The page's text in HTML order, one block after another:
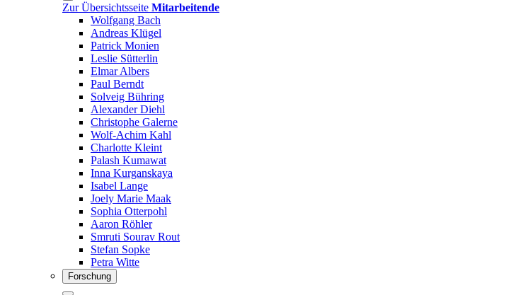
Zur Übersichtsseite Mitarbeitende
Wolfgang Bach
Andreas Klügel
Patrick Monien
Leslie Sütterlin
Elmar Albers
Paul Berndt
Solveig Bühring
Alexander Diehl
Christophe Galerne
Wolf-Achim Kahl
Charlotte Kleint
Palash Kumawat
Inna Kurganskaya
Isabel Lange
Joely Marie Maak
Sophia Otterpohl
Aaron Röhler
Smruti Sourav Rout
Stefan Sopke
Petra Witte
Forschung